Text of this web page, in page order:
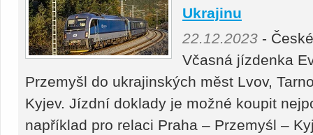
Ukrajinu
22.12.2023 -
Včasná jízdenka
Przemyšl do ukrajinských měst Lvov,
Kyjev. Jízdní doklady je možné koupit
například pro relaci Praha – Przemyśl –